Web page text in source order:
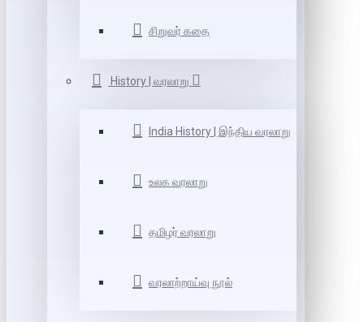
சிறுவர் கதை
History | வரலாறு
India History | இந்திய வரலாறு
உலக வரலாறு
தமிழர் வரலாறு
வரலாற்றாய்வு நூல்